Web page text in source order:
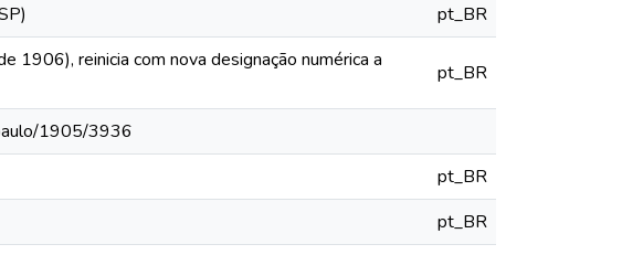
pt_BR
1906), reinicia com nova designação numérica a
pt_BR
1905/3936
pt_BR
pt_BR